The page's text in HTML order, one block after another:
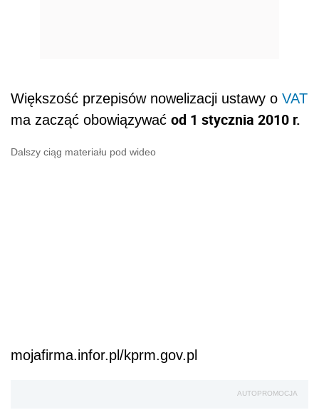
Większość przepisów nowelizacji ustawy o VAT
ma zacząć obowiązywać od 1 stycznia 2010 r.
Dalszy ciąg materiału pod wideo
mojafirma.infor.pl/kprm.gov.pl
AUTOPROMOCJA